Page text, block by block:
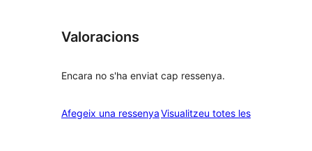
Valoracions
Encara no s'ha enviat cap ressenya.
Afegeix una ressenyaVisualitzeu totes lesressenyes